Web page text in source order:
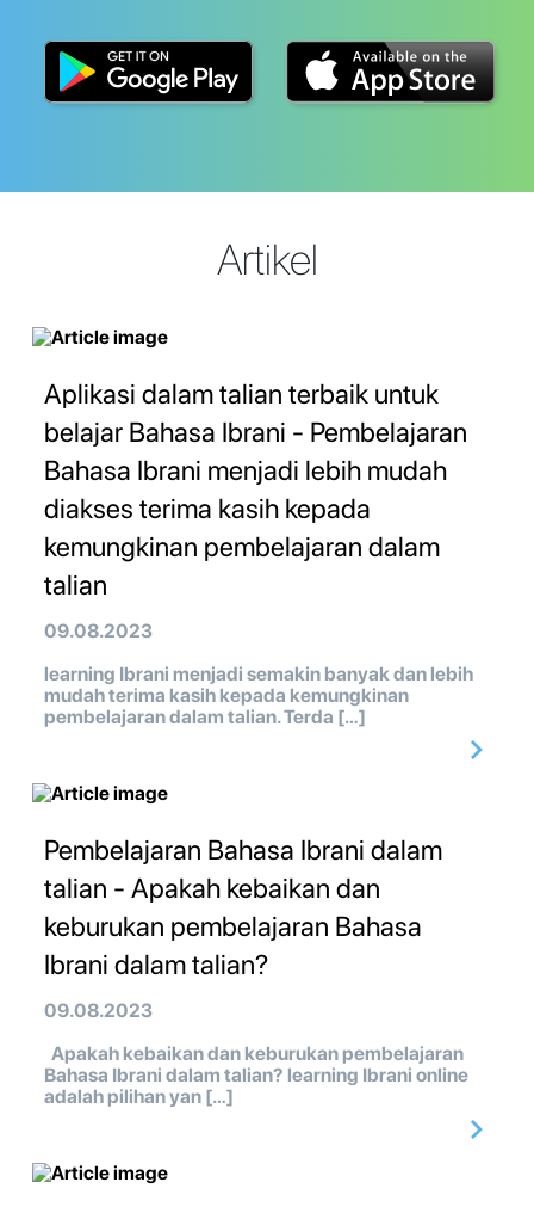
Artikel
Aplikasi dalam talian terbaik untuk
belajar Bahasa Ibrani - Pembelajaran
Bahasa Ibrani menjadi lebih mudah
diakses terima kasih kepada
kemungkinan pembelajaran dalam
talian
09.08.2023
learning Ibrani menjadi semakin banyak dan lebih
mudah terima kasih kepada kemungkinan
pembelajaran dalam talian. Terda […]
Pembelajaran Bahasa Ibrani dalam
talian - Apakah kebaikan dan
keburukan pembelajaran Bahasa
Ibrani dalam talian?
09.08.2023
Apakah kebaikan dan keburukan pembelajaran
Bahasa Ibrani dalam talian? learning Ibrani online
adalah pilihan yan […]